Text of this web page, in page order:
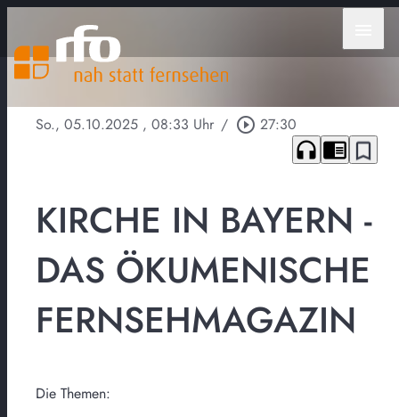
So., 05.10.2025 , 08:33 Uhr / play_circle_outline 27:30
headphones chrome_reader_mode bookmark_border
KIRCHE IN BAYERN -
DAS ÖKUMENISCHE
FERNSEHMAGAZIN
Die Themen: